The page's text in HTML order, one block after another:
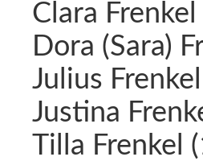
Clara
Dora (Sara)
Julius
Justina
Tilla Frenkel